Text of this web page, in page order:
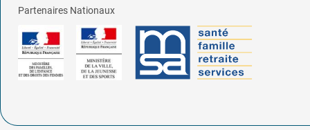
Partenaires Nationaux